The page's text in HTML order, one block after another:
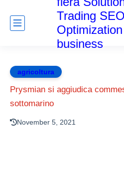
Trading SEO
Optimization
business
agricoltura
Prysmian si aggiudica
sottomarino
November 5, 2021